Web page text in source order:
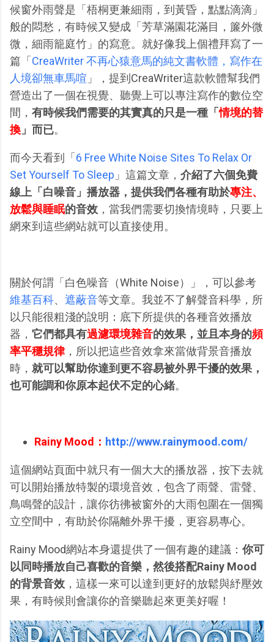
候窗外雨聲是「梧桐更兼細雨，到黃昏，點點滴滴」
般的悶愁，有時候又變成「芳草滿園花滿目，簾外微
微，細雨籠庭竹」的寫意。就好像我上個禮拜寫了一
篇「 CreaWriter 不再心猿意馬的純文書軟體，寫作在
人境卻無車馬喧 」，提到CreaWriter這款軟體幫我們
營造出了一個在視覺、聽覺上可以專注寫作的數位空
間， 有時候我們需要的其實真的只是一種「情境的替
換 」而已。
而今天看到「 6 Free White Noise Sites To Relax Or
Set Yourself To Sleep 」這篇文章， 介紹了六個免費
線上「白噪音」播放器，提供我們各種有助於專注、
放鬆與睡眠的音效 ，當我們需要切換情境時，只要上
網來到這些網站就可以直接使用。
關於何謂「白色噪音（White Noise）」，可以參考
維基百科、 遮蔽音等文章。我並不了解聲音科學，所
以只能很粗淺的說明：底下所提供的各種音效播放
器， 它們都具有過濾環境雜音的效果，並且本身的頻
率平穩規律，所以把這些音效拿來當做背景音播放
時， 就可以幫助你達到更不容易被外界干擾的效果，
也可能調和你原本起伏不定的心緒。
Rainy Mood： http://www.rainymood.com/
這個網站頁面中就只有一個大大的播放器，按下去就
可以開始播放特製的環境音效，包含了雨聲、雷聲、
鳥鳴聲的設計，讓你彷彿被窗外的大雨包圍在一個獨
立空間中，有助於你隔離外界干擾，更容易專心。
Rainy Mood網站本身還提供了一個有趣的建議： 你可
以同時播放自己喜歡的音樂，然後搭配Rainy Mood
的背景音效 ，這樣一來可以達到更好的放鬆與紓壓效
果，有時候則會讓你的音樂聽起來更美好喔！